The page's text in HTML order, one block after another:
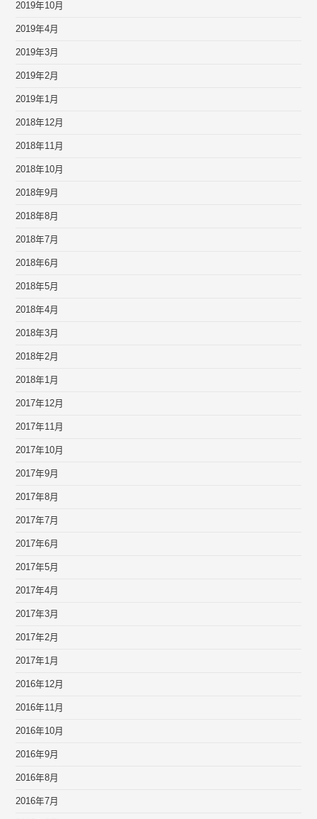
2019年10月
2019年4月
2019年3月
2019年2月
2019年1月
2018年12月
2018年11月
2018年10月
2018年9月
2018年8月
2018年7月
2018年6月
2018年5月
2018年4月
2018年3月
2018年2月
2018年1月
2017年12月
2017年11月
2017年10月
2017年9月
2017年8月
2017年7月
2017年6月
2017年5月
2017年4月
2017年3月
2017年2月
2017年1月
2016年12月
2016年11月
2016年10月
2016年9月
2016年8月
2016年7月